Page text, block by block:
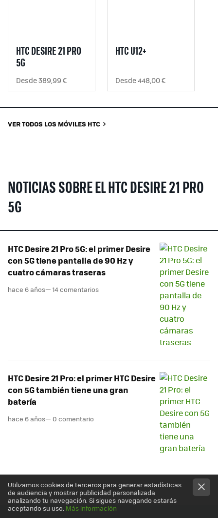
HTC DESIRE 21 PRO
5G
Desde 389,99 €
HTC U12+
Desde 448,00 €
VER TODOS LOS MÓVILES HTC
NOTICIAS SOBRE EL HTC DESIRE 21 PRO
5G
HTC Desire 21 Pro 5G: el primer Desire
con 5G tiene pantalla de 90 Hz y
cuatro cámaras traseras
hace 6 años— 14 comentarios
HTC Desire 21 Pro: el primer HTC Desire
con 5G también tiene una gran
batería
hace 6 años— 0 comentario
Utilizamos cookies de terceros para generar estadísticas
de audiencia y mostrar publicidad personalizada
analizando tu navegación. Si sigues navegando estarás
aceptando su uso. Más información